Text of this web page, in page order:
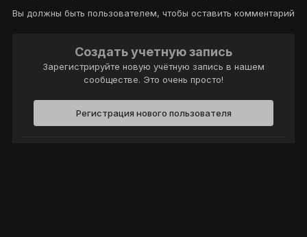
Вы должны быть пользователем, чтобы оставить комментарий
Создать учетную запись
Зарегистрируйте новую учётную запись в нашем
сообществе. Это очень просто!
Регистрация нового пользователя